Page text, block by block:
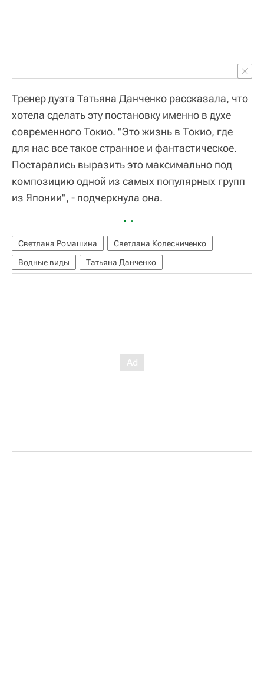
Тренер дуэта Татьяна Данченко рассказала, что
хотела сделать эту постановку именно в духе
современного Токио. "Это жизнь в Токио, где
для нас все такое странное и фантастическое.
Постарались выразить это максимально под
композицию одной из самых популярных групп
из Японии", - подчеркнула она.
Светлана Ромашина
Светлана Колесниченко
Водные виды
Татьяна Данченко